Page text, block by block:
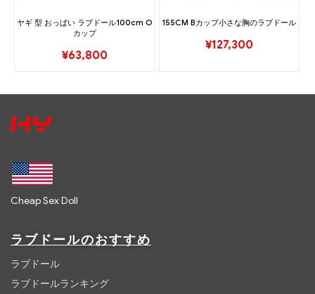
ヤギ 型 おっぱい ラブドール100cm O
カップ
¥63,800
155CM Bカップ小さな胸のラブドール
¥127,300
Cheap Sex Doll
ラブドールのおすすめ
ラブドール
ラブドールランキング